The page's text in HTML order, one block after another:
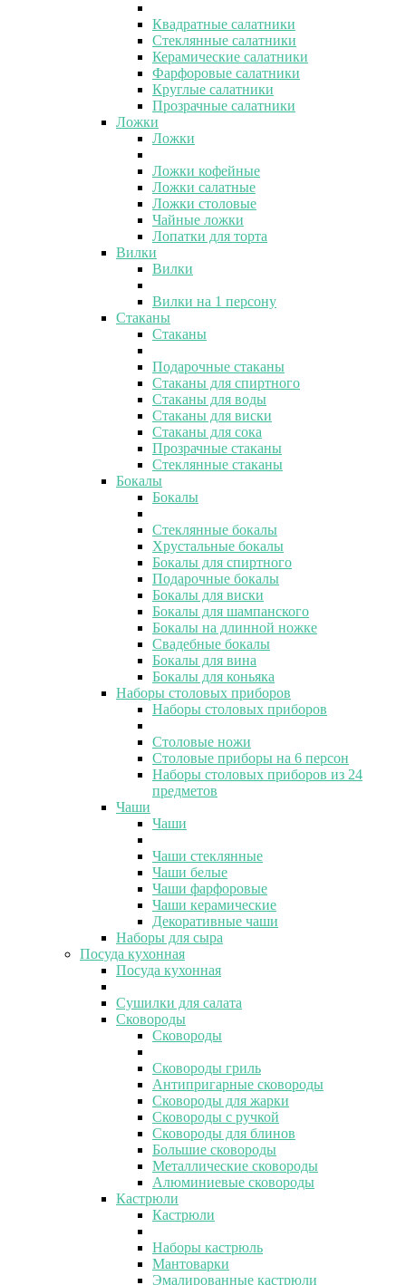
Квадратные салатники
Стеклянные салатники
Керамические салатники
Фарфоровые салатники
Круглые салатники
Прозрачные салатники
Ложки
Ложки
Ложки кофейные
Ложки салатные
Ложки столовые
Чайные ложки
Лопатки для торта
Вилки
Вилки
Вилки на 1 персону
Стаканы
Стаканы
Подарочные стаканы
Стаканы для спиртного
Стаканы для воды
Стаканы для виски
Стаканы для сока
Прозрачные стаканы
Стеклянные стаканы
Бокалы
Бокалы
Стеклянные бокалы
Хрустальные бокалы
Бокалы для спиртного
Подарочные бокалы
Бокалы для виски
Бокалы для шампанского
Бокалы на длинной ножке
Свадебные бокалы
Бокалы для вина
Бокалы для коньяка
Наборы столовых приборов
Наборы столовых приборов
Столовые ножи
Столовые приборы на 6 персон
Наборы столовых приборов из 24
предметов
Чаши
Чаши
Чаши стеклянные
Чаши белые
Чаши фарфоровые
Чаши керамические
Декоративные чаши
Наборы для сыра
Посуда кухонная
Посуда кухонная
Сушилки для салата
Сковороды
Сковороды
Сковороды гриль
Антипригарные сковороды
Сковороды для жарки
Сковороды с ручкой
Сковороды для блинов
Большие сковороды
Металлические сковороды
Алюминиевые сковороды
Кастрюли
Кастрюли
Наборы кастрюль
Мантоварки
Эмалированные кастрюли